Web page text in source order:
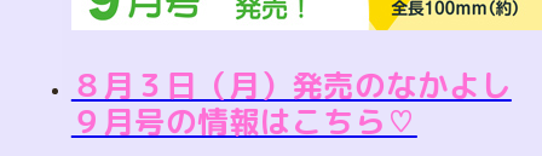
８月３日（月）発売のなかよし
９月号の情報はこちら♡